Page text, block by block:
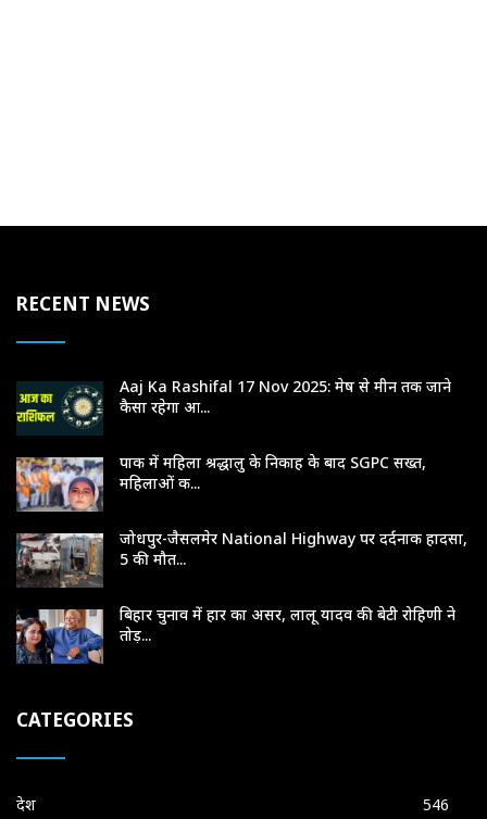
RECENT NEWS
Aaj Ka Rashifal 17 Nov 2025: मेष से मीन तक जाने
कैसा रहेगा आ...
पाक में महिला श्रद्धालु के निकाह के बाद SGPC सख्त,
महिलाओं क...
जोधपुर-जैसलमेर National Highway पर दर्दनाक हादसा,
5 की मौत...
बिहार चुनाव में हार का असर, लालू यादव की बेटी रोहिणी ने
तोड़...
CATEGORIES
देश
546